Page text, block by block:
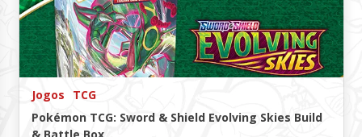
Jogos
TCG
Pokémon TCG: Sword & Shield Evolving Skies Build